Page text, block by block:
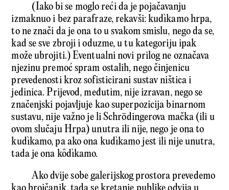
(Iako bi se moglo reći da je pojačavanju
izmaknuo i bez parafraze, rekavši: kudìkamo hrpa,
to ne znači da je ona to u svakom smislu, nego da se,
kad se sve zbroji i oduzme, u tu kategoriju ipak
može ubrojiti.) Eventualni novi prilog ne označava
njezinu premoć spram ostalih, nego činjenicu
prevedenosti kroz sofisticirani sustav ništica i
jedinica. Prijevod, međutim, nije izravan, nego se
značenjski pojavljuje kao superpozicija binarnom
sustavu, nije važno je li Schrödingerova mačka (ili u
ovom slučaju Hrpa) unutra ili nije, nego je ona to
kudìkamo, pa ako ona kudìkamo jest ili nije unutra,
tada je ona kôdìkamo.
Ako dvije sobe galerijskog prostora prevedemo